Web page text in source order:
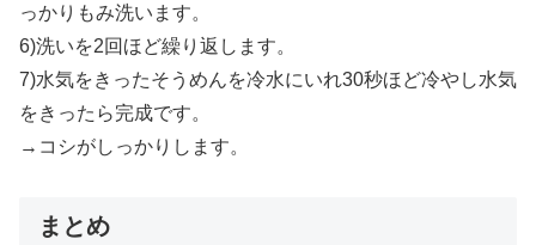
っかりもみ洗います。
6)洗いを2回ほど繰り返します。
7)水気をきったそうめんを冷水にいれ30秒ほど冷やし水気
をきったら完成です。
→コシがしっかりします。
まとめ